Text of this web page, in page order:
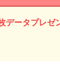
データプレゼ